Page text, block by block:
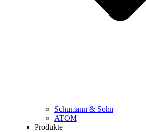
Schumann & Sohn
ATOM
Produkte